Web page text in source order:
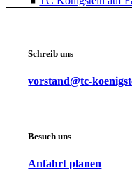
Schreib uns
vorstand@tc-
Besuch uns
Anfahrt planen